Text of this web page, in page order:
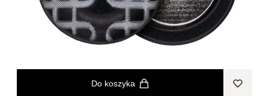
Do koszyka